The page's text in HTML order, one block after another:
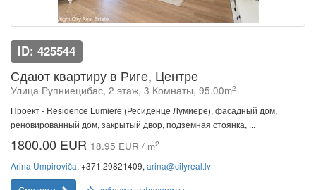
ID: 425544
Сдают квартиру в Риге, Центре
Улица Рупниецибас, 2 этаж, 3 Комнаты, 95.00m2
Проект - Residence Lumiere (Ресиденце Лумиере), фасадный дом,
реновированный дом, закрытый двор, подземная стоянка, ...
1800.00 EUR 18.95 EUR / m2
Arina Umpiroviča, +371 29821409, arina@cityreal.lv